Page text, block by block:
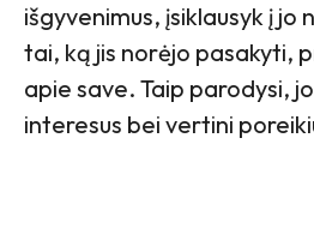
išgyvenimus, įsiklausyk į jo
tai, ką jis norėjo pasakyti,
apie save. Taip parodysi,
interesus bei vertini